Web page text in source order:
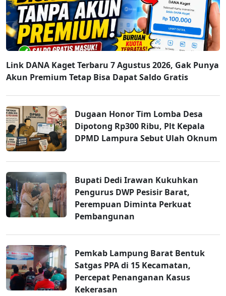
Link DANA Kaget Terbaru 7 Agustus 2026, Gak Punya
Akun Premium Tetap Bisa Dapat Saldo Gratis
Dugaan Honor Tim Lomba Desa
Dipotong Rp300 Ribu, Plt Kepala
DPMD Lampura Sebut Ulah Oknum
Bupati Dedi Irawan Kukuhkan
Pengurus DWP Pesisir Barat,
Perempuan Diminta Perkuat
Pembangunan
Pemkab Lampung Barat Bentuk
Satgas PPA di 15 Kecamatan,
Percepat Penanganan Kasus
Kekerasan